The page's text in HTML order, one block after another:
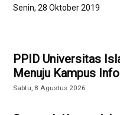
Senin, 28 Oktober 2019
PPID Universitas
Menuju Kampus
Sabtu, 8 Agustus 2026